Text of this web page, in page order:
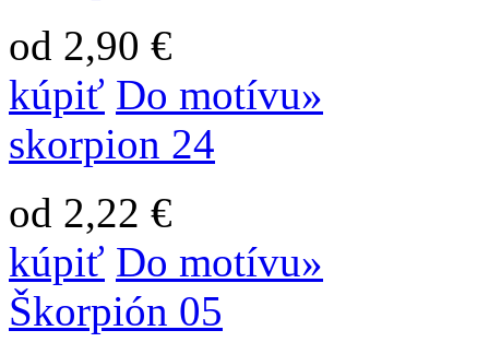
od 2,90 €
kúpiť Do motívu»
skorpion 24
od 2,22 €
kúpiť Do motívu»
Škorpión 05